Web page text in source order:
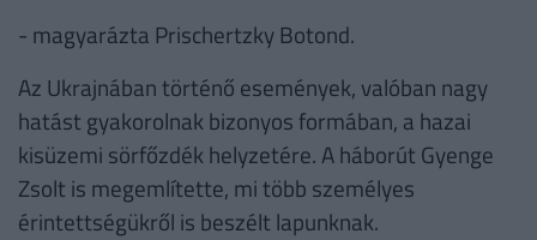
- magyarázta Prischertzky Botond.
Az Ukrajnában történő események, valóban nagy
hatást gyakorolnak bizonyos formában, a hazai
kisüzemi sörfőzdék helyzetére. A háborút Gyenge
Zsolt is megemlítette, mi több személyes
érintettségükről is beszélt lapunknak.